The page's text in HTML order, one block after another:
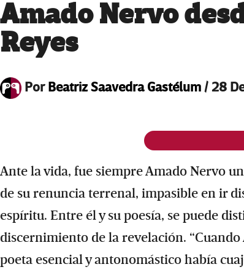
Amado Nervo
Reyes
PorBeatriz Saavedra Gastélum/ 28
Ante la vida, fue siempre Amado Nervo
de su renuncia terrenal, impasible en ir
espíritu. Entre él y su poesía, se puede
discernimiento de la revelación.
poeta esencial y antonomástico había